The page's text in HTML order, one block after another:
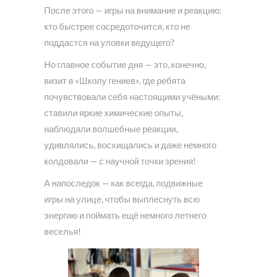
После этого — игры на внимание и реакцию:
кто быстрее сосредоточится, кто не
поддастся на уловки ведущего?
Но главное событие дня — это, конечно,
визит в «Школу гениев», где ребята
почувствовали себя настоящими учёными:
ставили яркие химические опыты,
наблюдали волшебные реакции,
удивлялись, восхищались и даже немного
колдовали — с научной точки зрения!
А напоследок — как всегда, подвижные
игры на улице, чтобы выплеснуть всю
энергию и поймать ещё немного летнего
веселья!